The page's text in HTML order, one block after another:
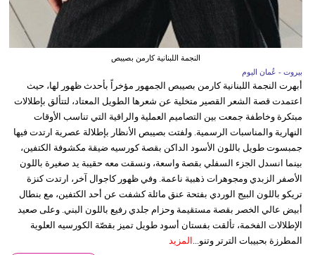
النجمة اللبنانية كارمن بصيبص
بيروت - عُمان اليوم
أبهرت النجمة اللبنانية كارمن بصيبص الجمهور مؤخراً بأحدث ظهور لها، حيث
اعتمدت قصة الشعر القصير متخلية عن شعرها الطويل المعتاد، لتتألق بإطلالات
مبتكرة وخاطفة جمعت بين التصاميم العملية والراقية التي تناسب الأوقات
النهارية والمناسبات الرسمية. ولفتت بصيبص الأنظار بإطلالة عصرية ارتدت فيها
جمبسوت طويل باللون الأسود الداكن بقصة كورسيه ضيقة مكشوفة الكتفين،
بينما انسدل الجزء السفلي بقصة واسعة، ونسقت معه حقيبة يد صغيرة باللون
الأصفر الزبدي ومجوهرات ذهبية ناعمة. وفي ظهور كاجوال آخر، ارتدت كنزة
تريكو باللون البيج الوردي بفتحة عنق مائلة كشفت عن أحد الكتفين، مع بنطال
أبيض عالي الخصر بقصة مستقيمة وحزام جلدي رفيع باللون البني. وعلى صعيد
الإطلالات الفخمة، تألقت بفستان أسود طويل تميز بقصّة الكورسيه العلوية
المطرزة بحبيبات الترتر وتنو... المزيد